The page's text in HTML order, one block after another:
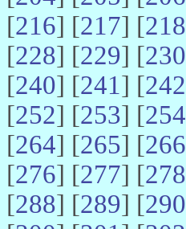
[216] [217] [218
[228] [229] [230
[240] [241] [242
[252] [253] [254
[264] [265] [266
[276] [277] [278
[288] [289] [290